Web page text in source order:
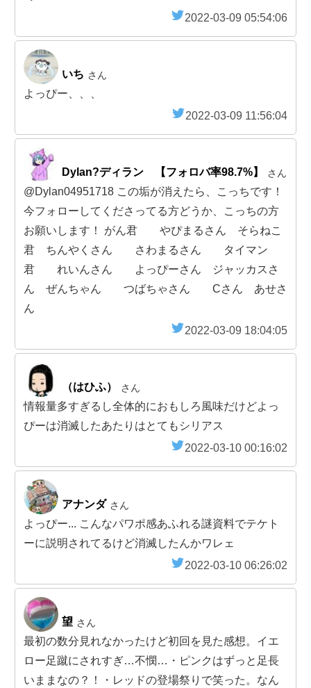
2022-03-09 05:54:06
いち さん
よっぴー、、、
2022-03-09 11:56:04
Dylan?ディラン 【フォロバ率98.7%】 さん
@Dylan04951718 この垢が消えたら、こっちです！
今フォローしてくださってる方どうか、こっちの方
お願いします！ がん君 やぴまるさん そらねこ
君 ちんやくさん さわまるさん タイマン
君 れいんさん よっぴーさん ジャッカスさ
ん ぜんちゃん つばちゃさん Cさん あせさ
ん
2022-03-09 18:04:05
（はひふ） さん
情報量多すぎるし全体的におもしろ風味だけどよっ
ぴーは消滅したあたりはとてもシリアス
2022-03-10 00:16:02
アナンダ さん
よっぴー... こんなパワポ感あふれる謎資料でテケト
ーに説明されてるけど消滅したんかワレェ
2022-03-10 06:26:02
望 さん
最初の数分見れなかったけど初回を見た感想。イエ
ロー足蹴にされすぎ…不憫…・ピンクはずっと足長
いままなの？！・レッドの登場祭りで笑った。なん